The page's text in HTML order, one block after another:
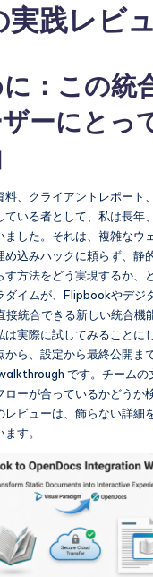
実践レビ
：この統
ーにとっ
料、クライアントレポート
ている者として、私は長年
ました。それは、複雑なウ
め込みハックに頼らず、静
方法をどう実現するか、
ダイムが、Flipbookやデジ
統合できる新しい統合機
は実際に試してみることに
から、設定から最終公開ま
です。チームの
ローが合っているかどうか
レビューは、飾らない詳細
す。